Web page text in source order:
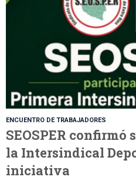
ENCUENTRO DE TRABAJADORES
SEOSPER
la Intersindical
iniciativa